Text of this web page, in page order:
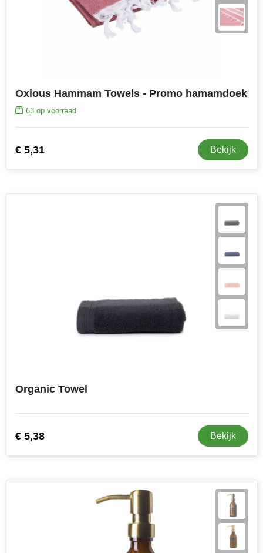
Oxious Hammam Towels - Promo hamamdoek
63op voorraad
€ 5,31 Bekijk
Organic Towel
€ 5,38 Bekijk